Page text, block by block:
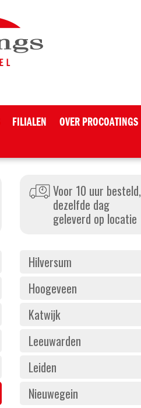
FILIALEN OVER PROCOATINGS
Voor 10 uur besteld,
dezelfde dag
geleverd op locatie
Hilversum
Hoogeveen
Katwijk
Leeuwarden
Leiden
Nieuwegein